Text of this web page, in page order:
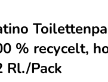
% recycelt,
Rl./Pack